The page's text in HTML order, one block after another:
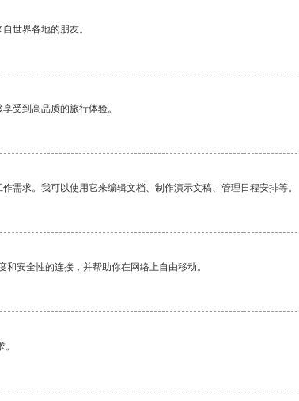
世界各地的朋友。
受到高品质的旅行体验。
需求。我可以使用它来编辑文档、制作演示文稿、管理日程安排等。
安全性的连接，并帮助你在网络上自由移动。